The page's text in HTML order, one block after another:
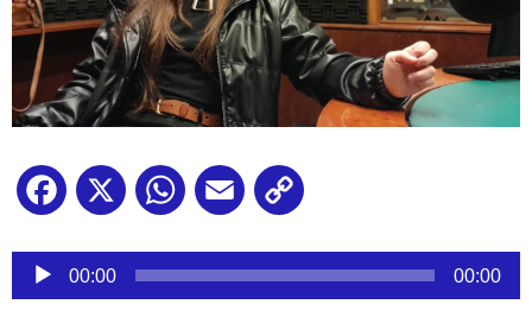
Facebook
X WhatsApp
Email
Reproductor
audio
00:00 00:00